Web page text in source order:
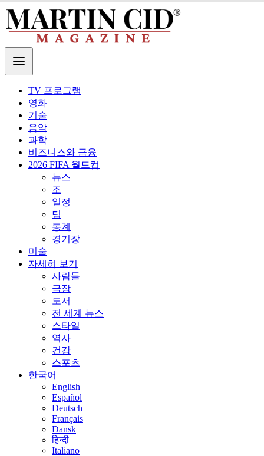
TV 프로그램
영화
기술
음악
과학
비즈니스와 금융
2026 FIFA 월드컵
뉴스
조
일정
팀
통계
경기장
미술
자세히 보기
사람들
극장
도서
전 세계 뉴스
스타일
역사
건강
스포츠
한국어
English
Español
Deutsch
Français
Dansk
हिन्दी
Italiano